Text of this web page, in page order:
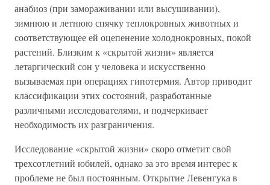
анабиоз (при замораживании или высушивании),
зимнюю и летнюю спячку теплокровных животных и
соответствующее ей оцепенение холоднокровных, покой
растений. Близким к «скрытой жизни» является
летаргический сон у человека и искусственно
вызываемая при операциях гипотермия. Автор приводит
классификации этих состояний, разработанные
различными исследователями, и подчеркивает
необходимость их разграничения.
Исследование «скрытой жизни» скоро отметит свой
трехсотлетний юбилей, однако за это время интерес к
проблеме не был постоянным. Открытие Левенгука в